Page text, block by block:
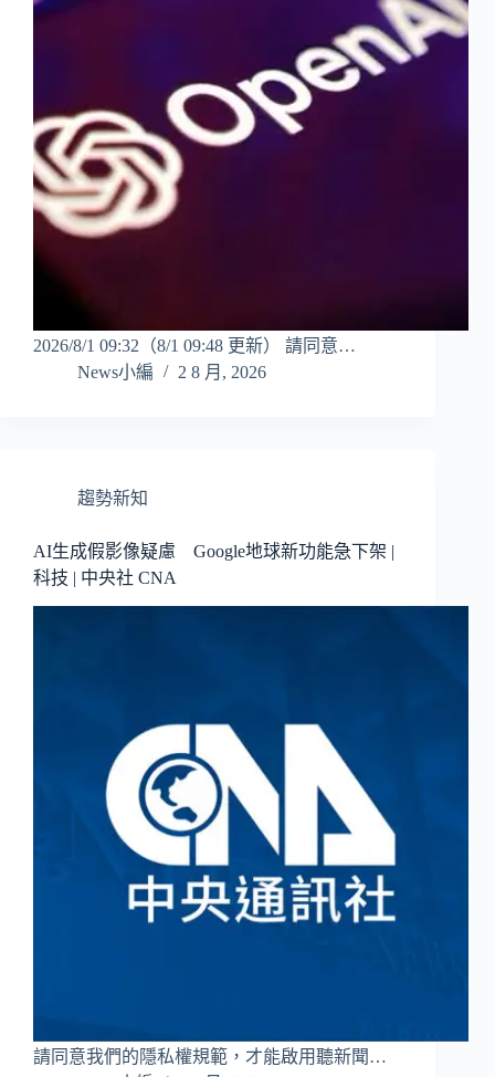
2026/8/1 09:32（8/1 09:48 更新） 請同意…
News小編
2 8 月, 2026
趨勢新知
AI生成假影像疑慮 Google地球新功能急下架 |
科技 | 中央社 CNA
請同意我們的隱私權規範，才能啟用聽新聞…